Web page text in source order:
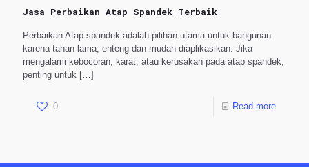
Jasa Perbaikan Atap Spandek Terbaik
Perbaikan Atap spandek adalah pilihan utama untuk bangunan
karena tahan lama, enteng dan mudah diaplikasikan. Jika
mengalami kebocoran, karat, atau kerusakan pada atap spandek,
penting untuk […]
0 Read more